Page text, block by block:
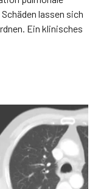
lassen sich
Ein klinisches